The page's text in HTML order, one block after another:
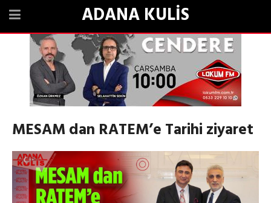
ADANA KULİS
MESAM dan RATEM’e Tarihi ziyaret